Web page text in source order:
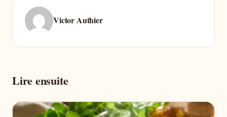
Victor Authier
Lire ensuite